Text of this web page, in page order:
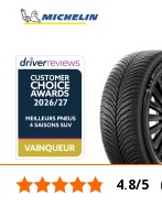
4.8/5